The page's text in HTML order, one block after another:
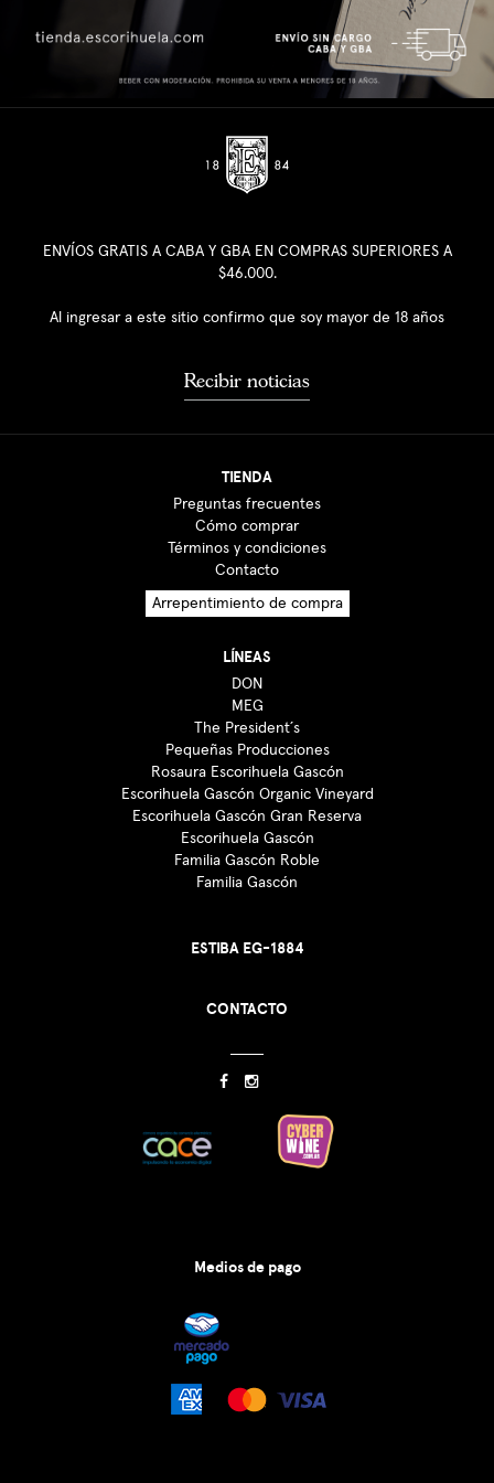
ENVÍOS GRATIS A CABA Y GBA EN COMPRAS SUPERIORES A
$46.000.
Al ingresar a este sitio confirmo que soy mayor de 18 años
Recibir noticias
TIENDA
Preguntas frecuentes
Cómo comprar
Términos y condiciones
Contacto
Arrepentimiento de compra
LÍNEAS
DON
MEG
The President´s
Pequeñas Producciones
Rosaura Escorihuela Gascón
Escorihuela Gascón Organic Vineyard
Escorihuela Gascón Gran Reserva
Escorihuela Gascón
Familia Gascón Roble
Familia Gascón
ESTIBA EG-1884
CONTACTO
Medios de pago